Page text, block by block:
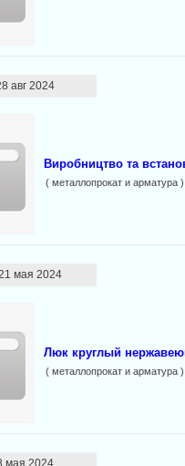
авг 2024
Виробництво та
( металлопрокат и арматура
мая 2024
Люк круглый
( металлопрокат и арматура
мая 2024